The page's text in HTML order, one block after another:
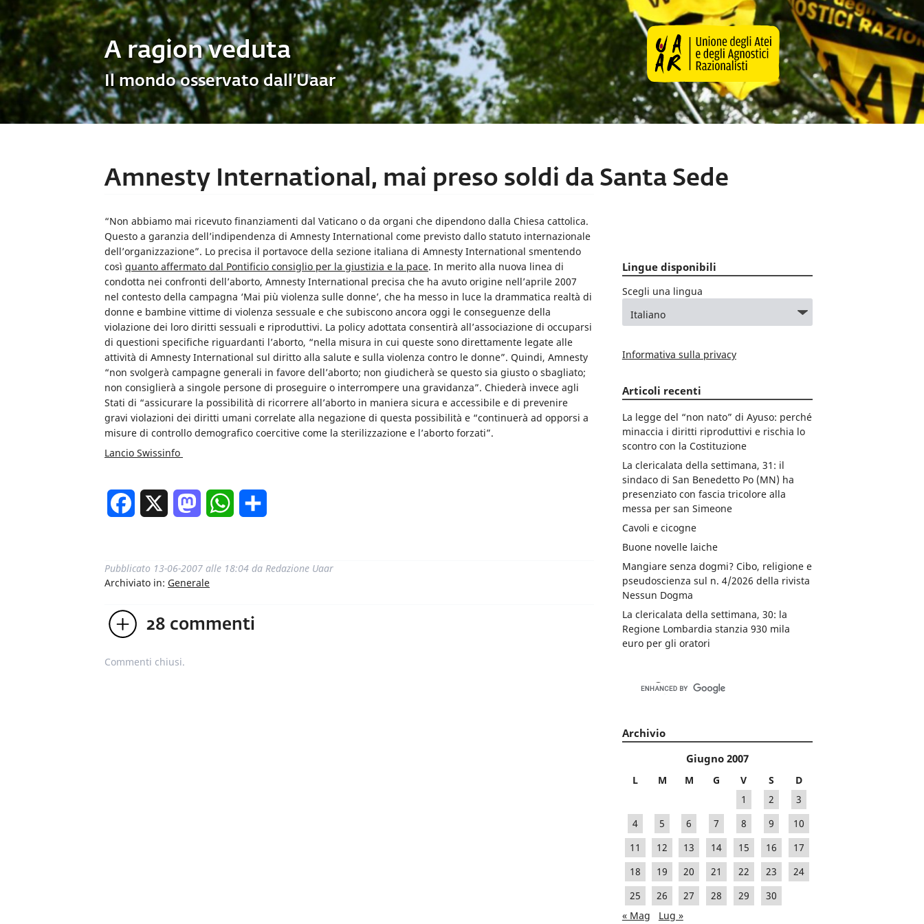
A ragion veduta
Il mondo osservato dall’Uaar
Amnesty International, mai preso soldi da Santa Sede
“Non abbiamo mai ricevuto finanziamenti dal Vaticano o da organi che dipendono dalla Chiesa cattolica.
Questo a garanzia dell’indipendenza di Amnesty International come previsto dallo statuto internazionale
dell’organizzazione”. Lo precisa il portavoce della sezione italiana di Amnesty International smentendo
così quanto affermato dal Pontificio consiglio per la giustizia e la pace. In merito alla nuova linea di
condotta nei confronti dell’aborto, Amnesty International precisa che ha avuto origine nell’aprile 2007
nel contesto della campagna ‘Mai più violenza sulle donne’, che ha messo in luce la drammatica realtà di
donne e bambine vittime di violenza sessuale e che subiscono ancora oggi le conseguenze della
violazione dei loro diritti sessuali e riproduttivi. La policy adottata consentirà all’associazione di occuparsi
di questioni specifiche riguardanti l’aborto, “nella misura in cui queste sono direttamente legate alle
attività di Amnesty International sul diritto alla salute e sulla violenza contro le donne”. Quindi, Amnesty
“non svolgerà campagne generali in favore dell’aborto; non giudicherà se questo sia giusto o sbagliato;
non consiglierà a singole persone di proseguire o interrompere una gravidanza”. Chiederà invece agli
Stati di “assicurare la possibilità di ricorrere all’aborto in maniera sicura e accessibile e di prevenire
gravi violazioni dei diritti umani correlate alla negazione di questa possibilità e “continuerà ad opporsi a
misure di controllo demografico coercitive come la sterilizzazione e l’aborto forzati”.
Lancio Swissinfo
Facebook MastodonWhatsApp
Pubblicato 13-06-2007 alle 18:04 da Redazione Uaar
Archiviato in: Generale
28 commenti
Commenti chiusi.
Lingue disponibili
Scegli una lingua
Informativa sulla privacy
Articoli recenti
La legge del “non nato” di Ayuso: perché
minaccia i diritti riproduttivi e rischia lo
scontro con la Costituzione
La clericalata della settimana, 31: il
sindaco di San Benedetto Po (MN) ha
presenziato con fascia tricolore alla
messa per san Simeone
Cavoli e cicogne
Buone novelle laiche
Mangiare senza dogmi? Cibo, religione e
pseudoscienza sul n. 4/2026 della rivista
Nessun Dogma
La clericalata della settimana, 30: la
Regione Lombardia stanzia 930 mila
euro per gli oratori
Archivio
Giugno 2007
L M M G V S
D
1
2
3
4
5 6 7 8 9
10
11
12 13 14 15 16
17
18
19 20 21 22 23
24
25
26 27 28 29
30
« Mag
Lug »